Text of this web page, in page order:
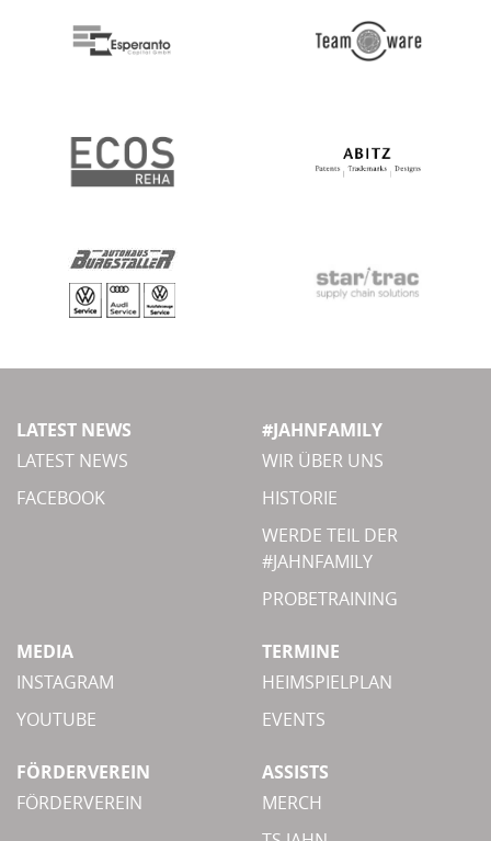
LATEST NEWS
LATEST NEWS
FACEBOOK
#JAHNFAMILY
WIR ÜBER UNS
HISTORIE
WERDE TEIL DER
#JAHNFAMILY
PROBETRAINING
MEDIA
INSTAGRAM
YOUTUBE
TERMINE
HEIMSPIELPLAN
EVENTS
FÖRDERVEREIN
FÖRDERVEREIN
ASSISTS
MERCH